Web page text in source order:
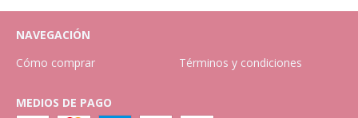
NAVEGACIÓN
Cómo comprar
Términos y condiciones
MEDIOS DE PAGO